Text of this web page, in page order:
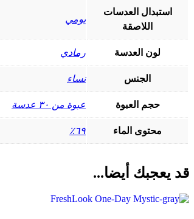
استبدال العدسات
اللاصقة
يومي
لون العدسة رمادي
الجنس نساء
حجم العبوة عبوة من ٣٠ عدسة
محتوى الماء ٦٩٪
قد يعجبك أيضا...